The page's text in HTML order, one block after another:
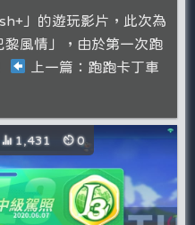
」的遊玩影片，此次為
黎風情」，由於第一次跑
上一篇：跑跑卡丁車
1,431 0